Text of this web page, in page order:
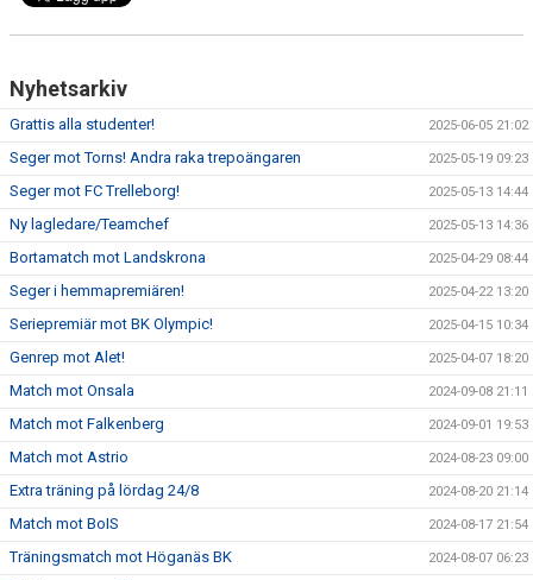
Nyhetsarkiv
Grattis alla studenter! 2025-06-05 21:02
Seger mot Torns! Andra raka trepoängaren 2025-05-19 09:23
Seger mot FC Trelleborg! 2025-05-13 14:44
Ny lagledare/Teamchef 2025-05-13 14:36
Bortamatch mot Landskrona 2025-04-29 08:44
Seger i hemmapremiären! 2025-04-22 13:20
Seriepremiär mot BK Olympic! 2025-04-15 10:34
Genrep mot Alet! 2025-04-07 18:20
Match mot Onsala 2024-09-08 21:11
Match mot Falkenberg 2024-09-01 19:53
Match mot Astrio 2024-08-23 09:00
Extra träning på lördag 24/8 2024-08-20 21:14
Match mot BoIS 2024-08-17 21:54
Träningsmatch mot Höganäs BK 2024-08-07 06:23